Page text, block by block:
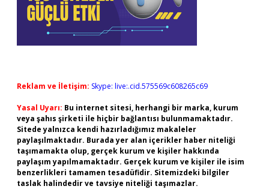
Reklam ve İletişim: Skype: live:.cid.575569c608265c69
Yasal Uyarı: Bu internet sitesi, herhangi bir marka, kurum
veya şahıs şirketi ile hiçbir bağlantısı bulunmamaktadır.
Sitede yalnızca kendi hazırladığımız makaleler
paylaşılmaktadır. Burada yer alan içerikler haber niteliği
taşımamakta olup, gerçek kurum ve kişiler hakkında
paylaşım yapılmamaktadır. Gerçek kurum ve kişiler ile isim
benzerlikleri tamamen tesadüfidir. Sitemizdeki bilgiler
taslak halindedir ve tavsiye niteliği taşımazlar.